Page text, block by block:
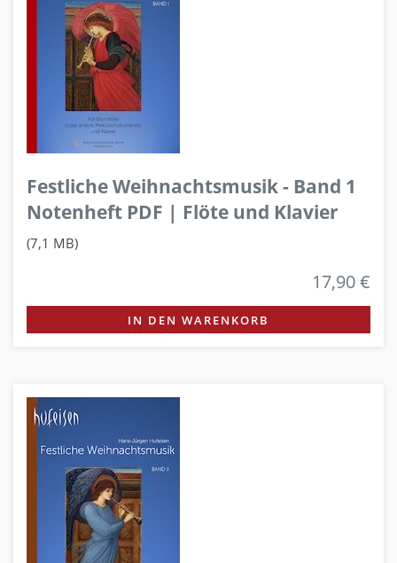
Festliche Weihnachtsmusik - Band 1
Notenheft PDF | Flöte und Klavier
(7,1 MB)
17,90 €
IN DEN WARENKORB